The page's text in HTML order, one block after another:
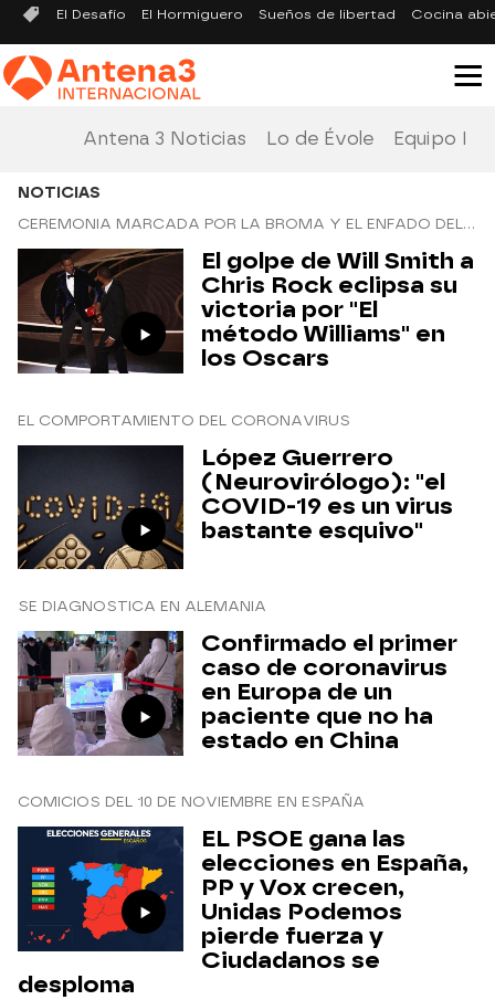
El Desafío El Hormiguero Sueños de libertad Cocina
Antena 3 Noticias Lo de Évole Equipo
NOTICIAS
CEREMONIA MARCADA POR LA BROMA Y EL ENFADO DEL ACTOR
El golpe de Will Smith a
Chris Rock eclipsa su
victoria por "El
método Williams" en
los Oscars
EL COMPORTAMIENTO DEL CORONAVIRUS
López Guerrero
(Neurovirólogo): "el
COVID-19 es un virus
bastante esquivo"
SE DIAGNOSTICA EN ALEMANIA
Confirmado el primer
caso de coronavirus
en Europa de un
paciente que no ha
estado en China
COMICIOS DEL 10 DE NOVIEMBRE EN ESPAÑA
EL PSOE gana las
elecciones en España,
PP y Vox crecen,
Unidas Podemos
pierde fuerza y
Ciudadanos se
desploma